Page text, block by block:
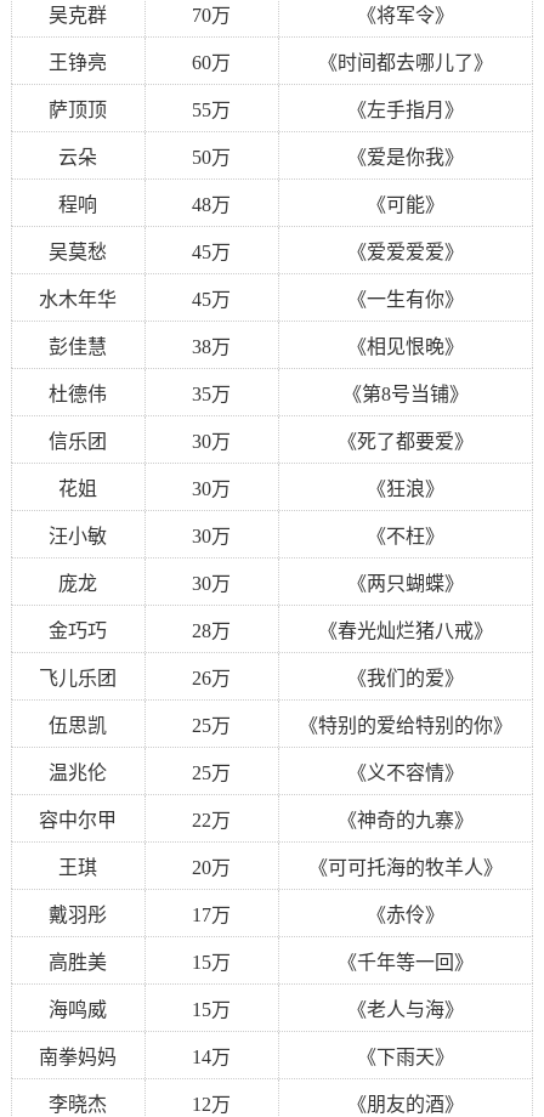
吴克群 70万 《将军令》
王铮亮 60万 《时间都去哪儿了》
萨顶顶 55万 《左手指月》
云朵 50万 《爱是你我》
程响 48万 《可能》
吴莫愁 45万 《爱爱爱爱》
水木年华 45万 《一生有你》
彭佳慧 38万 《相见恨晚》
杜德伟 35万 《第8号当铺》
信乐团 30万 《死了都要爱》
花姐 30万 《狂浪》
汪小敏 30万 《不枉》
庞龙 30万 《两只蝴蝶》
金巧巧 28万 《春光灿烂猪八戒》
飞儿乐团 26万 《我们的爱》
伍思凯 25万 《特别的爱给特别的你》
温兆伦 25万 《义不容情》
容中尔甲 22万 《神奇的九寨》
王琪 20万 《可可托海的牧羊人》
戴羽彤 17万 《赤伶》
高胜美 15万 《千年等一回》
海鸣威 15万 《老人与海》
南拳妈妈 14万 《下雨天》
李晓杰 12万 《朋友的酒》